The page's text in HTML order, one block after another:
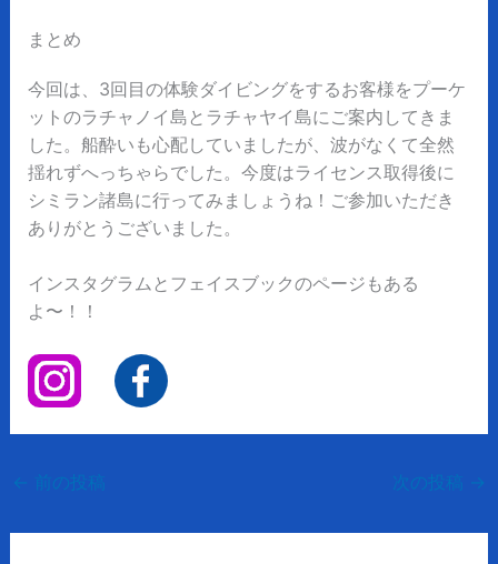
まとめ
今回は、3回目の体験ダイビングをするお客様をプーケ
ットのラチャノイ島とラチャヤイ島にご案内してきま
した。船酔いも心配していましたが、波がなくて全然
揺れずへっちゃらでした。今度はライセンス取得後に
シミラン諸島に行ってみましょうね！ご参加いただき
ありがとうございました。
インスタグラムとフェイスブックのページもある
よ〜！！
← 前の投稿 次の投稿 →